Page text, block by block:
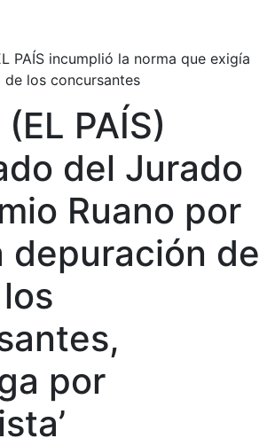
PAÍS incumplió la norma que exigía
los concursantes
PAÍS)
del Jurado
Ruano por
depuración de
por